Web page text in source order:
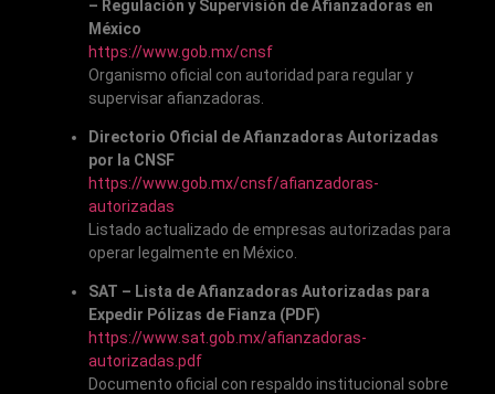
– Regulación y Supervisión de Afianzadoras en
México
https://www.gob.mx/cnsf
Organismo oficial con autoridad para regular y
supervisar afianzadoras.
Directorio Oficial de Afianzadoras Autorizadas
por la CNSF
https://www.gob.mx/cnsf/afianzadoras-
autorizadas
Listado actualizado de empresas autorizadas para
operar legalmente en México.
SAT – Lista de Afianzadoras Autorizadas para
Expedir Pólizas de Fianza (PDF)
https://www.sat.gob.mx/afianzadoras-
autorizadas.pdf
Documento oficial con respaldo institucional sobre